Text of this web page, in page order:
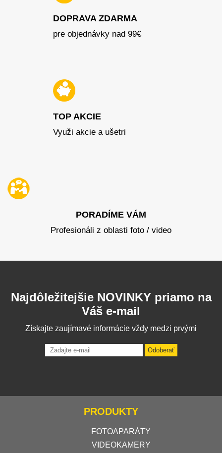
DOPRAVA ZDARMA
pre objednávky nad 99€
TOP AKCIE
Využi akcie a ušetri
PORADÍME VÁM
Profesionáli z oblasti foto / video
Najdôležitejšie NOVINKY priamo na
Váš e-mail
Získajte zaujímavé informácie vždy medzi prvými
Odoberať
PRODUKTY
FOTOAPARÁTY
VIDEOKAMERY